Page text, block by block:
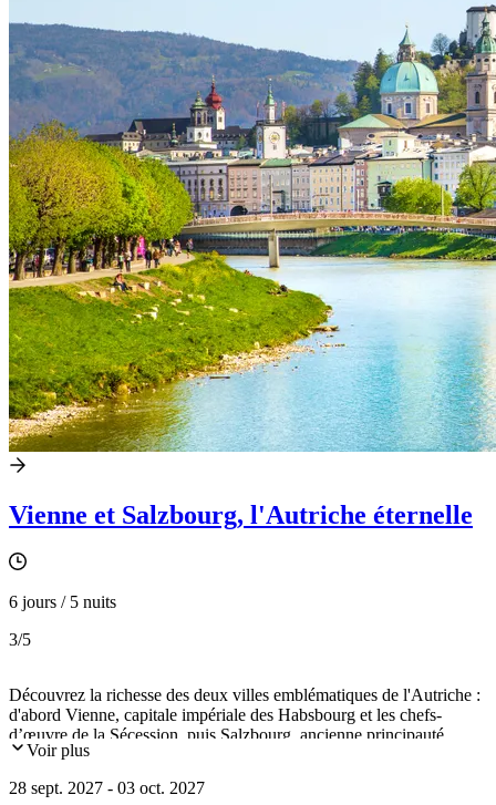
Vienne et Salzbourg, l'Autriche éternelle
6 jours / 5 nuits
3/5
Découvrez la richesse des deux villes emblématiques de l'Autriche :
d'abord Vienne, capitale impériale des Habsbourg et les chefs-
d’œuvre de la Sécession, puis Salzbourg, ancienne principauté
ecclésiastique que nous rejoindrons en train en traversant l'Autriche
musicale, berceau de Wolfgang Amadeus Mozart, l’histoire et la
Voir plus
28 sept. 2027 - 03 oct. 2027